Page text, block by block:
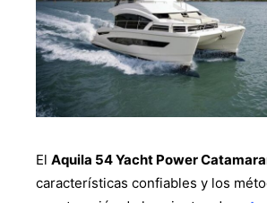
El Aquila 54 Yacht Power
características confiables y los